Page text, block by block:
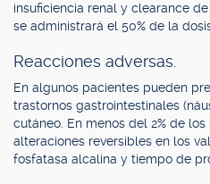
insuficiencia renal y clearance
se administrará el 50% de la
Reacciones adversas.
En algunos pacientes pueden
trastornos gastrointestinales
cutáneo. En menos del 2% de
alteraciones reversibles en los
fosfatasa alcalina y tiempo de